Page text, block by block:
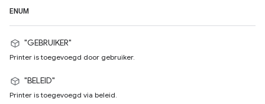
ENUM
"GEBRUIKER"
Printer is toegevoegd door gebruiker.
"BELEID"
Printer is toegevoegd via beleid.